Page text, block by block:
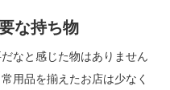
な持ち物
なと感じた物はありません
用品を揃えたお店は少なく